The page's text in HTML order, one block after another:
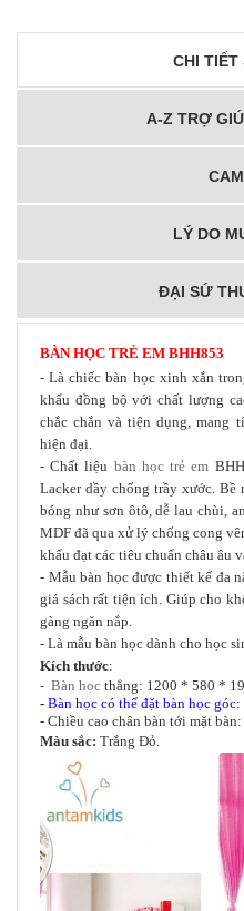
CHI TIẾT
A-Z TRỢ
LÝ DO
ĐẠI SỨ
BÀN HỌC TRẺ EM BHH853
- Là chiếc bàn học xinh xắn
khẩu đồng bộ với chất lượng
chắc chắn và tiện dụng, mang
hiện đại.
- Chất liệu bàn học trẻ em
Lacker dầy chống trầy xước. Bề
bóng như sơn ôtô, dễ lau chùi,
MDF đã qua xử lý chống cong
khẩu đạt các tiêu chuẩn châu âu
- Mẫu bàn học được thiết kế đa
giá sách rất tiện ích. Giúp cho
gàng ngăn nắp.
- Là mẫu bàn học dành cho học
Kích thước:
- Bàn học thẳng: 1200 * 580 *
- Bàn học có thể đặt bàn học
- Chiều cao chân bàn tới mặt
Màu sắc: Trắng Đỏ.